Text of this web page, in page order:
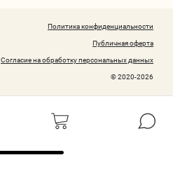
Политика конфиденциальности
Публичная оферта
Согласие на обработку персональных данных
© 2020-2026